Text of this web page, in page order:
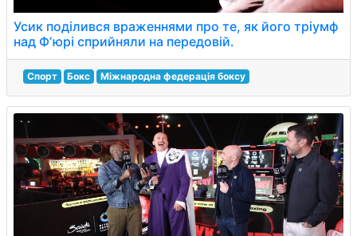
Усик поділився враженнями про те, як його тріумф
над Фʼюрі сприйняли на передовій.
Спорт Бокс Міжнародна федерація боксу